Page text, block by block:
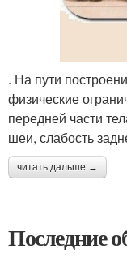
. На пути
физические
передней части
шеи, слабость
читать дальше →
Последние